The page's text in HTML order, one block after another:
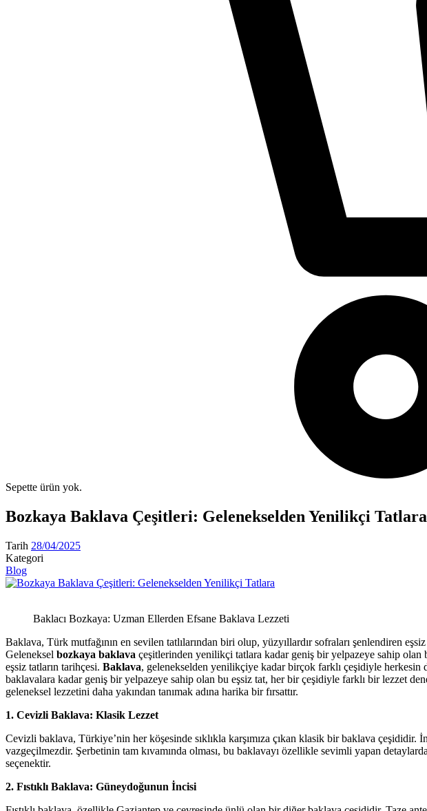
Sepette ürün yok.
Bozkaya Baklava Çeşitleri: Gelenekselden Yenilikçi Tatlara
Tarih 28/04/2025
Kategori
Blog
Baklacı Bozkaya: Uzman Ellerden Efsane Baklava Lezzeti
Baklava, Türk mutfağının en sevilen tatlılarından biri olup, yüzyıllardır sofraları şenlendiren
Geleneksel bozkaya baklava çeşitlerinden yenilikçi tatlara kadar geniş bir yelpazeye sahip olan
eşsiz tatların tarihçesi. Baklava, gelenekselden yenilikçiye kadar birçok farklı çeşidiyle herkesin
baklavalara kadar geniş bir yelpazeye sahip olan bu eşsiz tat, her bir çeşidiyle farklı bir lezzet
geleneksel lezzetini daha yakından tanımak adına harika bir fırsattır.
1. Cevizli Baklava: Klasik Lezzet
Cevizli baklava, Türkiye’nin her köşesinde sıklıkla karşımıza çıkan klasik bir baklava çeşididir.
vazgeçilmezdir. Şerbetinin tam kıvamında olması, bu baklavayı özellikle sevimli yapan
seçenektir.
2. Fıstıklı Baklava: Güneydoğunun İncisi